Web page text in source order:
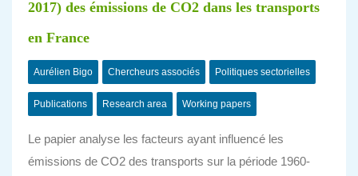
2017) des émissions de CO2 dans les transports
en France
Aurélien Bigo Chercheurs associés Politiques sectorielles
Publications Research area Working papers
Le papier analyse les facteurs ayant influencé les
émissions de CO2 des transports sur la période 1960-